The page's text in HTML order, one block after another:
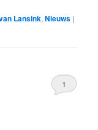
Lansink,Nieuws |
1